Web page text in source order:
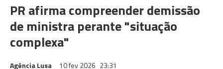
PR afirma compreender demissão
de ministra perante "situação
complexa"
Agência Lusa 10 fev 2026 23:31